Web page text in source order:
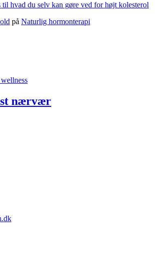
hvad du selv kan gøre ved for højt kolesterol
på Naturlig hormonterapi
nærvær